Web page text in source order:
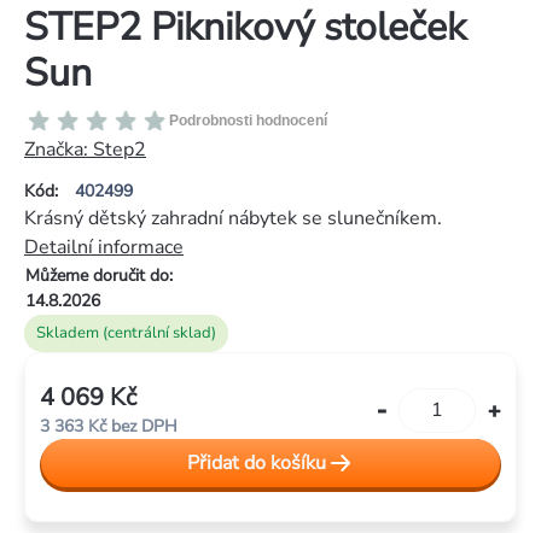
STEP2 Piknikový stoleček
Sun
Kód: 402499
Průměrné
hodnocení
produktu
je
0,0
z
5
hvězdiček.
Podrobnosti hodnocení
Značka: Step2
Skladem (centrální sklad)
Můžeme doručit do:
14.8.2026
Krásný dětský zahradní nábytek se slunečníkem.
Detailní informace
4 069 Kč
3 363 Kč bez DPH
cena:
Přidat do košíku